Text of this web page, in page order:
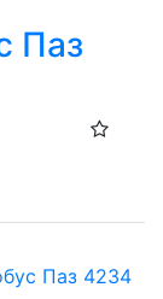
Паз
Паз 4234